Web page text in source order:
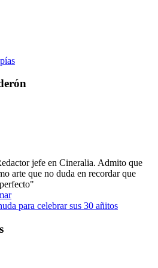
jefe en Cineralia. Admito que
arte que no duda en recordar que
para celebrar sus 30 añitos